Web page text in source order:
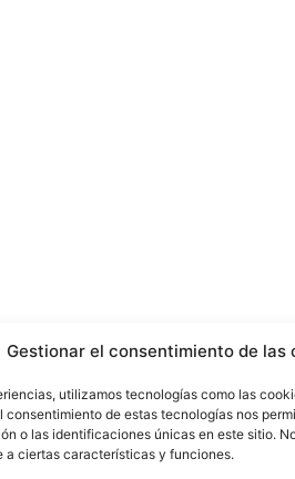
Gestionar el consentimiento de las
utilizamos tecnologías como las
consentimiento de estas tecnologías nos
o las identificaciones únicas en este sitio.
a ciertas características y funciones.